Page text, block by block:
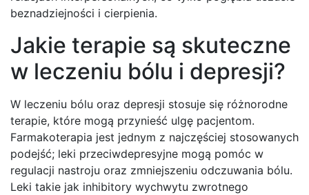
beznadziejności i cierpienia.
Jakie terapie są skuteczne
w leczeniu bólu i depresji?
W leczeniu bólu oraz depresji stosuje się różnorodne
terapie, które mogą przynieść ulgę pacjentom.
Farmakoterapia jest jednym z najczęściej stosowanych
podejść; leki przeciwdepresyjne mogą pomóc w
regulacji nastroju oraz zmniejszeniu odczuwania bólu.
Leki takie jak inhibitory wychwytu zwrotnego